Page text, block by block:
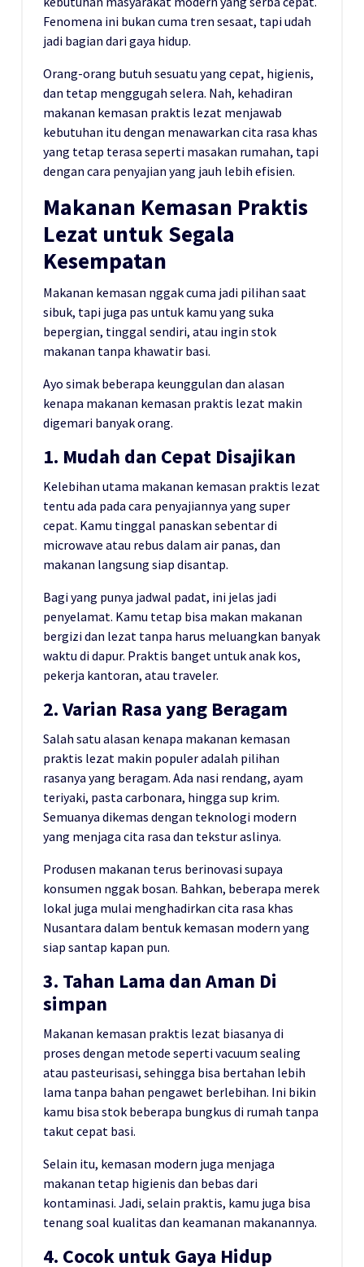
Fenomena ini bukan cuma tren sesaat, tapi udah
jadi bagian dari gaya hidup.
Orang-orang butuh sesuatu yang cepat, higienis,
dan tetap menggugah selera. Nah, kehadiran
makanan kemasan praktis lezat menjawab
kebutuhan itu dengan menawarkan cita rasa khas
yang tetap terasa seperti masakan rumahan, tapi
dengan cara penyajian yang jauh lebih efisien.
Makanan Kemasan Praktis
Lezat untuk Segala
Kesempatan
Makanan kemasan nggak cuma jadi pilihan saat
sibuk, tapi juga pas untuk kamu yang suka
bepergian, tinggal sendiri, atau ingin stok
makanan tanpa khawatir basi.
Ayo simak beberapa keunggulan dan alasan
kenapa makanan kemasan praktis lezat makin
digemari banyak orang.
1. Mudah dan Cepat Disajikan
Kelebihan utama makanan kemasan praktis lezat
tentu ada pada cara penyajiannya yang super
cepat. Kamu tinggal panaskan sebentar di
microwave atau rebus dalam air panas, dan
makanan langsung siap disantap.
Bagi yang punya jadwal padat, ini jelas jadi
penyelamat. Kamu tetap bisa makan makanan
bergizi dan lezat tanpa harus meluangkan banyak
waktu di dapur. Praktis banget untuk anak kos,
pekerja kantoran, atau traveler.
2. Varian Rasa yang Beragam
Salah satu alasan kenapa makanan kemasan
praktis lezat makin populer adalah pilihan
rasanya yang beragam. Ada nasi rendang, ayam
teriyaki, pasta carbonara, hingga sup krim.
Semuanya dikemas dengan teknologi modern
yang menjaga cita rasa dan tekstur aslinya.
Produsen makanan terus berinovasi supaya
konsumen nggak bosan. Bahkan, beberapa merek
lokal juga mulai menghadirkan cita rasa khas
Nusantara dalam bentuk kemasan modern yang
siap santap kapan pun.
3. Tahan Lama dan Aman Di
simpan
Makanan kemasan praktis lezat biasanya di
proses dengan metode seperti vacuum sealing
atau pasteurisasi, sehingga bisa bertahan lebih
lama tanpa bahan pengawet berlebihan. Ini bikin
kamu bisa stok beberapa bungkus di rumah tanpa
takut cepat basi.
Selain itu, kemasan modern juga menjaga
makanan tetap higienis dan bebas dari
kontaminasi. Jadi, selain praktis, kamu juga bisa
tenang soal kualitas dan keamanan makanannya.
4. Cocok untuk Gaya Hidup